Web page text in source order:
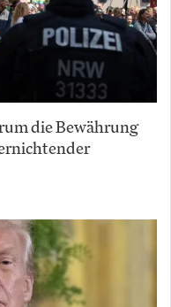
die Bewährung